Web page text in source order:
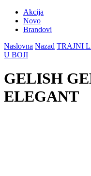
Akcija
Novo
Brandovi
Naslovna Nazad TRAJNI
U BOJI
GELISH
ELEGANT